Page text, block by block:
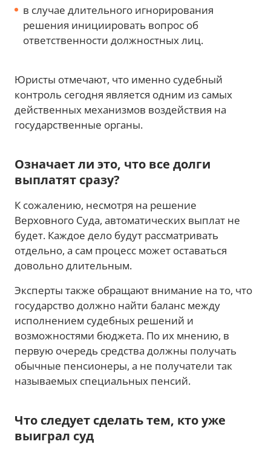
в случае длительного игнорирования
решения инициировать вопрос об
ответственности должностных лиц.
Юристы отмечают, что именно судебный
контроль сегодня является одним из самых
действенных механизмов воздействия на
государственные органы.
Означает ли это, что все долги
выплатят сразу?
К сожалению, несмотря на решение
Верховного Суда, автоматических выплат не
будет. Каждое дело будут рассматривать
отдельно, а сам процесс может оставаться
довольно длительным.
Эксперты также обращают внимание на то, что
государство должно найти баланс между
исполнением судебных решений и
возможностями бюджета. По их мнению, в
первую очередь средства должны получать
обычные пенсионеры, а не получатели так
называемых специальных пенсий.
Что следует сделать тем, кто уже
выиграл суд